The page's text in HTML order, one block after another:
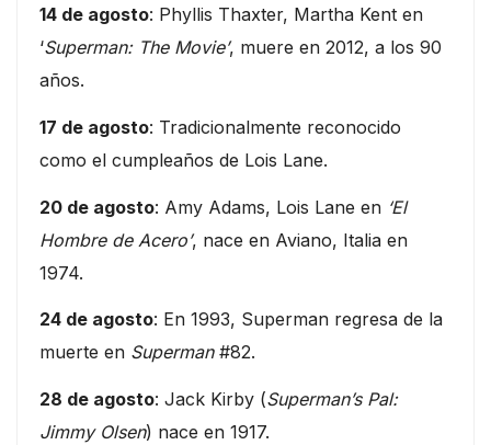
14 de agosto: Phyllis Thaxter, Martha Kent en
‘Superman: The Movie’, muere en 2012, a los 90
años.
17 de agosto: Tradicionalmente reconocido
como el cumpleaños de Lois Lane.
20 de agosto: Amy Adams, Lois Lane en ‘El
Hombre de Acero’, nace en Aviano, Italia en
1974.
24 de agosto: En 1993, Superman regresa de la
muerte en Superman#82.
28 de agosto: Jack Kirby (Superman’s Pal:
Jimmy Olsen) nace en 1917.